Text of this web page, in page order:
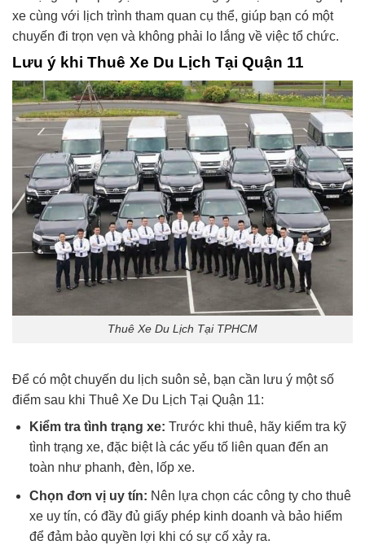
xe cùng với lịch trình tham quan cụ thể, giúp bạn có một
chuyến đi trọn vẹn và không phải lo lắng về việc tổ chức.
Lưu ý khi Thuê Xe Du Lịch Tại Quận 11
Thuê Xe Du Lịch Tại TPHCM
Để có một chuyến du lịch suôn sẻ, bạn cần lưu ý một số
điểm sau khi Thuê Xe Du Lịch Tại Quận 11:
Kiểm tra tình trạng xe: Trước khi thuê, hãy kiểm tra kỹ
tình trạng xe, đặc biệt là các yếu tố liên quan đến an
toàn như phanh, đèn, lốp xe.
Chọn đơn vị uy tín: Nên lựa chọn các công ty cho thuê
xe uy tín, có đầy đủ giấy phép kinh doanh và bảo hiểm
để đảm bảo quyền lợi khi có sự cố xảy ra.